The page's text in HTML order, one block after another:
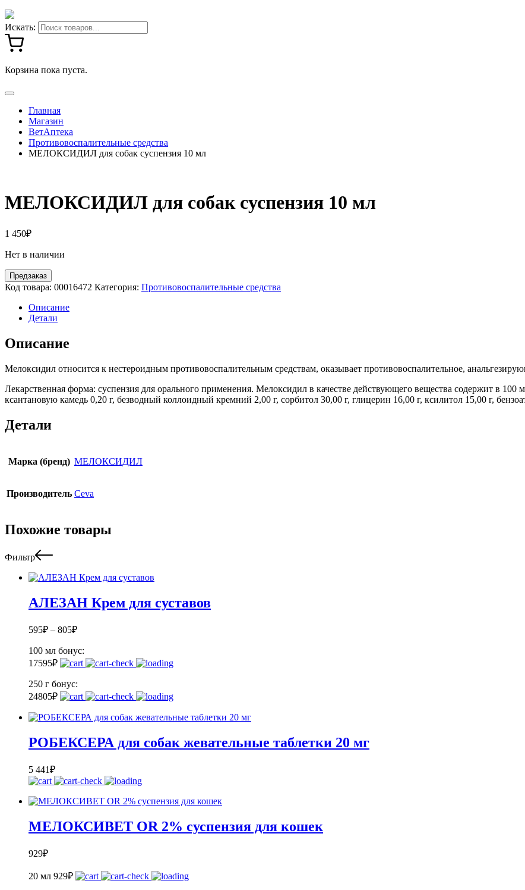
Искать:
Корзина пока пуста.
Главная
Магазин
ВетАптека
Противовоспалительные средства
МЕЛОКСИДИЛ для собак суспензия 10 мл
МЕЛОКСИДИЛ для собак суспензия 10 мл
1 450₽
Нет в наличии
Предзаказ
Код товара: 00016472 Категория: Противовоспалительные средства
Описание
Детали
Описание
Мелоксидил относится к нестероидным противовоспалительным средствам, оказывает противовоспалительное,
Лекарственная форма: суспензия для орального применения. Мелоксидил в качестве действующего вещества содержит в 100
ксантановую камедь 0,20 г, безводный коллоидный кремний 2,00 г, сорбитол 30,00 г, глицерин 16,00 г, ксилитол 15,00 г,
Детали
Марка (бренд) МЕЛОКСИДИЛ
Производитель Ceva
Похожие товары
Фильтр
АЛЕЗАН Крем для суставов
595₽ – 805₽
100 мл бонус:
17595₽
250 г бонус:
24805₽
РОБЕКСЕРА для собак жевательные таблетки 20 мг
5 441₽
МЕЛОКСИВЕТ OR 2% суспензия для кошек
929₽
20 мл 929₽